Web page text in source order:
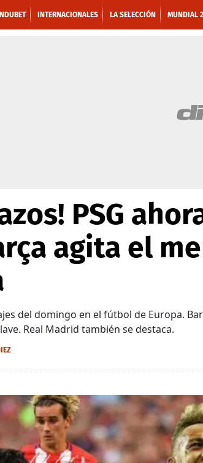
INTERNACIONALES LA SELECCIÓN MUNDIAL
PSG
agita el
del domingo en el fútbol de Europa.
Real Madrid también se destaca.